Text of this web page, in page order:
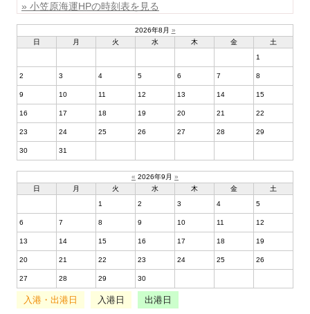
» 小笠原海運HPの時刻表を見る
2026年8月 »
日
月 火 水 木 金
土
1
2 3 4 5 6 7 8
9 10 11 12 13 14 15
16 17 18 19 20 21 22
23 24 25 26 27 28 29
30 31
« 2026年9月 »
日
月 火 水 木 金
土
1
2 3 4 5
6 7 8 9 10 11 12
13 14 15 16 17 18 19
20 21 22 23 24 25 26
27 28 29 30
入港・出港日 入港日 出港日